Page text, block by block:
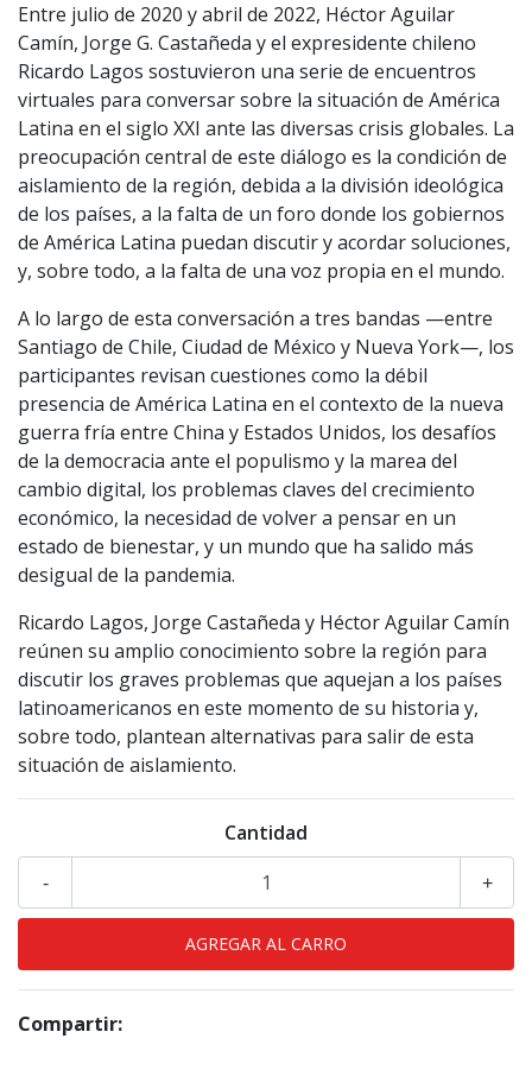
Entre julio de 2020 y abril de 2022, Héctor Aguilar
Camín, Jorge G. Castañeda y el expresidente chileno
Ricardo Lagos sostuvieron una serie de encuentros
virtuales para conversar sobre la situación de América
Latina en el siglo XXI ante las diversas crisis globales. La
preocupación central de este diálogo es la condición de
aislamiento de la región, debida a la división ideológica
de los países, a la falta de un foro donde los gobiernos
de América Latina puedan discutir y acordar soluciones,
y, sobre todo, a la falta de una voz propia en el mundo.
A lo largo de esta conversación a tres bandas —entre
Santiago de Chile, Ciudad de México y Nueva York—, los
participantes revisan cuestiones como la débil
presencia de América Latina en el contexto de la nueva
guerra fría entre China y Estados Unidos, los desafíos
de la democracia ante el populismo y la marea del
cambio digital, los problemas claves del crecimiento
económico, la necesidad de volver a pensar en un
estado de bienestar, y un mundo que ha salido más
desigual de la pandemia.
Ricardo Lagos, Jorge Castañeda y Héctor Aguilar Camín
reúnen su amplio conocimiento sobre la región para
discutir los graves problemas que aquejan a los países
latinoamericanos en este momento de su historia y,
sobre todo, plantean alternativas para salir de esta
situación de aislamiento.
Cantidad
+
-
Compartir: